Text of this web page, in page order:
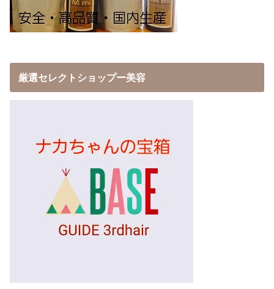
厳選セレクトショップー美容